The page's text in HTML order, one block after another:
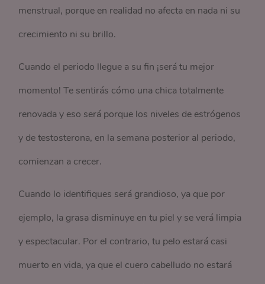
menstrual, porque en realidad no afecta en nada ni su
crecimiento ni su brillo.
Cuando el periodo llegue a su fin ¡será tu mejor
momento! Te sentirás cómo una chica totalmente
renovada y eso será porque los niveles de estrógenos
y de testosterona, en la semana posterior al periodo,
comienzan a crecer.
Cuando lo identifiques será grandioso, ya que por
ejemplo, la grasa disminuye en tu piel y se verá limpia
y espectacular. Por el contrario, tu pelo estará casi
muerto en vida, ya que el cuero cabelludo no estará